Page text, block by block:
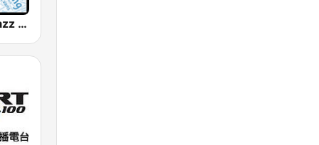
WJZZ - All Jazz Radio